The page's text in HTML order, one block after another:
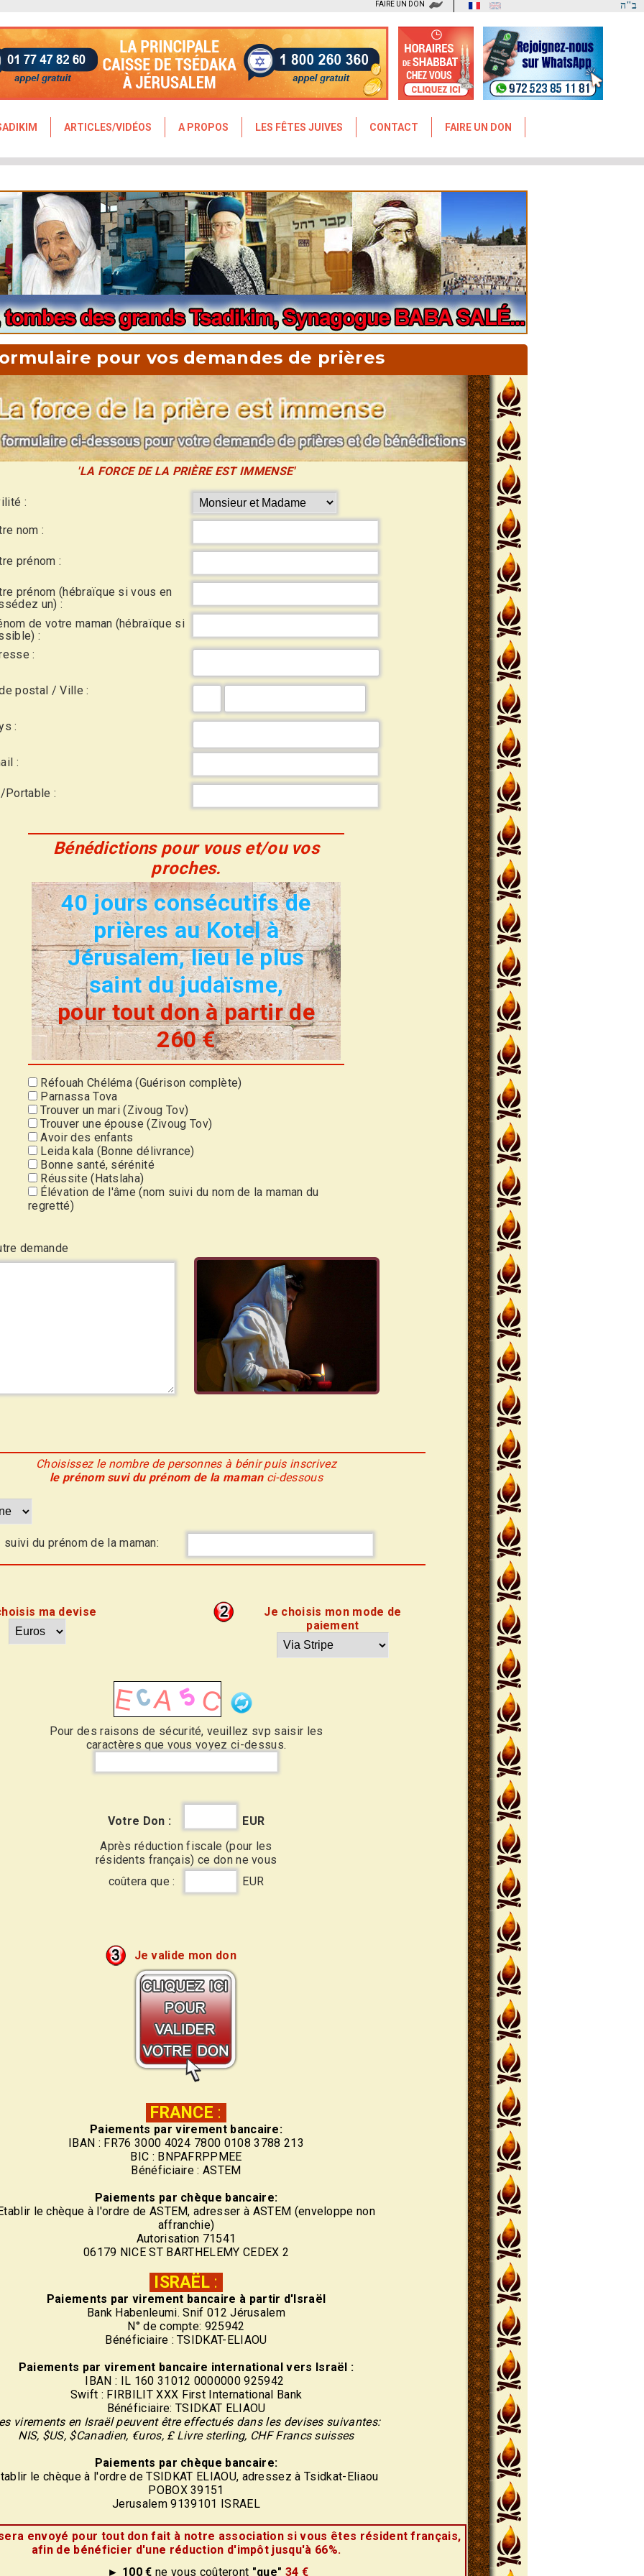
ב"ה FAIRE UN DON
ARTICLES/VIDÉOS A PROPOS LES FÊTES JUIVES CONTACT FAIRE UN DON
pour vos demandes de prières
'LA FORCE DE LA PRIÈRE EST IMMENSE'
:
nom :
prénom :
prénom (hébraïque si vous en
un) :
de votre maman (hébraïque si
:
:
postal / Ville :
:
:
Portable :
Bénédictions pour vous et/ou vos
proches.
40 jours consécutifs de
prières au Kotel à
Jérusalem, lieu le plus
saint du judaïsme,
pour tout don à partir de
260 €
Réfouah Chéléma (Guérison complète)
Parnassa Tova
Trouver un mari (Zivoug Tov)
Trouver une épouse (Zivoug Tov)
Avoir des enfants
Leida kala (Bonne délivrance)
Bonne santé, sérénité
Réussite (Hatslaha)
Élévation de l'âme (nom suivi du nom de la maman du
regretté)
demande
Choisissez le nombre de personnes à bénir puis inscrivez
le prénom suvi du prénom de la mamanci-dessous
suivi du prénom de la maman:
ma devise
Je choisis mon mode de
paiement
Pour des raisons de sécurité, veuillez svp saisir les
caractères que vous voyez ci-dessus.
Votre Don :
EUR
Après réduction fiscale (pour les
résidents français) ce don ne vous
coûtera que :
EUR
Je valide mon don
FRANCE :
Paiements par virement bancaire:
IBAN : FR76 3000 4024 7800 0108 3788 213
BIC : BNPAFRPPMEE
Bénéficiaire : ASTEM
Paiements par chèque bancaire:
le chèque à l'ordre de ASTEM, adresser à ASTEM (enveloppe non
affranchie)
Autorisation 71541
06179 NICE ST BARTHELEMY CEDEX 2
ISRAËL :
Paiements par virement bancaire à partir d'Israël
Bank Habenleumi. Snif 012 Jérusalem
N° de compte: 925942
Bénéficiaire : TSIDKAT-ELIAOU
Paiements par virement bancaire international vers Israël :
IBAN : IL 160 31012 0000000 925942
Swift : FIRBILIT XXX First International Bank
Bénéficiaire: TSIDKAT ELIAOU
virements en Israël peuvent être effectués dans les devises suivantes:
NIS, $US, $Canadien, €uros, £ Livre sterling, CHF Francs suisses
Paiements par chèque bancaire:
le chèque à l'ordre de TSIDKAT ELIAOU, adressez à Tsidkat-Eliaou
POBOX 39151
Jerusalem 9139101 ISRAEL
sera envoyé pour tout don fait à notre association si vous êtes résident français,
afin de bénéficier d'une réduction d'impôt jusqu'à 66%.
► 100 € ne vous coûteront "que" 34 €